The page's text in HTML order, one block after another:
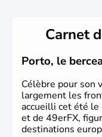
Carnet
Porto, le
Célèbre pour son
largement les
accueilli cet été
et de 49erFX,
destinations